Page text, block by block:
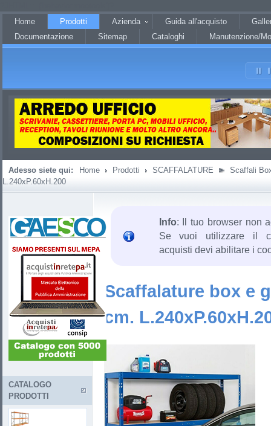
Home
Prodotti Azienda Guida all'acquisto
Documentazione
Sitemap Cataloghi Manutenzione/
Adesso siete qui: Home Prodotti SCAFFALATURE
Scaffali
L.240xP.60xH.200
Info: Il tuo browser non
Se vuoi utilizzare il
acquisti devi abilitare i
Scaffalature box e
cm.
CATALOGO
PRODOTTI